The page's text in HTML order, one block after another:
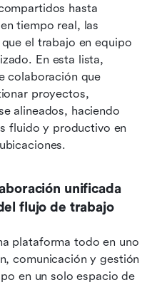
hasta
tiempo real, las
el trabajo en equipo
En esta lista,
colaboración que
proyectos,
alineados, haciendo
fluido y productivo en
unificada
flujo de trabajo
plataforma todo en uno
comunicación y gestión
en un solo espacio de